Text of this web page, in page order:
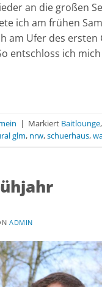
an die großen
ich am frühen
am Ufer des
entschloss ich
| Markiert Baitlounge,
glm, nrw,schuerhaus,
ADMIN